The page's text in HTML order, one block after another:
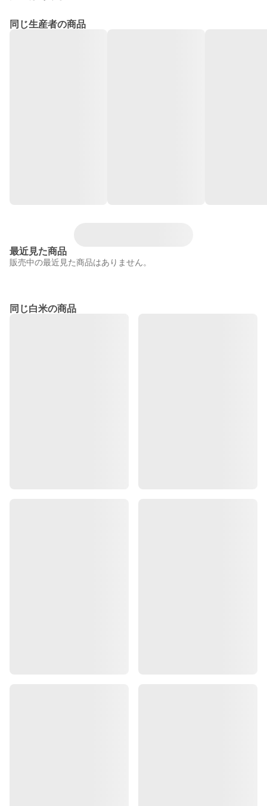
同じ生産者の商品
最近見た商品
販売中の最近見た商品はありません。
同じ白米の商品